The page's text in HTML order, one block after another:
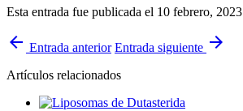
Esta entrada fue publicada el 10 febrero, 2023
arrow_back Entrada anterior Entrada siguiente arrow_forward
Artículos relacionados